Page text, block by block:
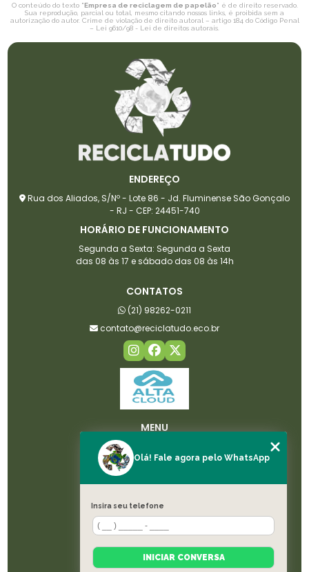
O conteúdo do texto "Empresa de reciclagem de papelão" é de direito reservado.
Sua reprodução, parcial ou total, mesmo citando nossos links, é proibida sem a
autorização do autor. Crime de violação de direito autoral – artigo 184 do Código Penal
– Lei 9610/98 - Lei de direitos autorais
ENDEREÇO
Rua dos Aliados, S/Nº - Lote 86 - Jd. Fluminense São Gonçalo
- RJ - CEP: 24451-740
HORÁRIO DE FUNCIONAMENTO
Segunda a Sexta: Segunda a Sexta
das 08 às 17 e sábado das 08 às 14h
CONTATOS
(21) 98262-0211
contato@reciclatudo.eco.br
MENU
LICENÇAS
BLOG
CONTATO
CATEGORIAS
Olá! Fale agora pelo WhatsApp
Insira seu telefone
INICIAR CONVERSA